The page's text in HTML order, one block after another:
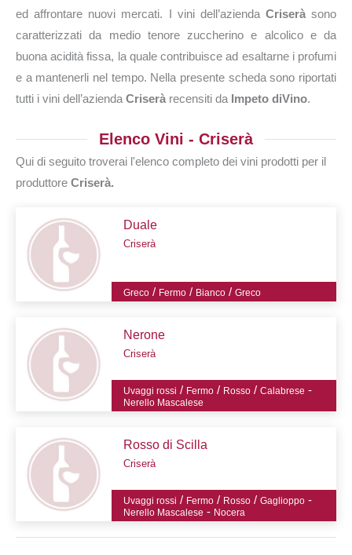
ed affrontare nuovi mercati. I vini dell’azienda Criseràsono
caratterizzati da medio tenore zuccherino e alcolico e da
buona acidità fissa, la quale contribuisce ad esaltarne i profumi
e a mantenerli nel tempo. Nella presente scheda sono riportati
tutti i vini dell’azienda Criserà recensiti da Impeto diVino.
Elenco Vini - Criserà
Qui di seguito troverai l'elenco completo dei vini prodotti per il
produttore Criserà.
Duale
Criserà
Greco / Fermo / Bianco /Greco
Nerone
Criserà
Uvaggi rossi / Fermo / Rosso /Calabrese -
Nerello Mascalese
Rosso di Scilla
Criserà
Uvaggi rossi / Fermo / Rosso /Gaglioppo -
Nerello Mascalese - Nocera